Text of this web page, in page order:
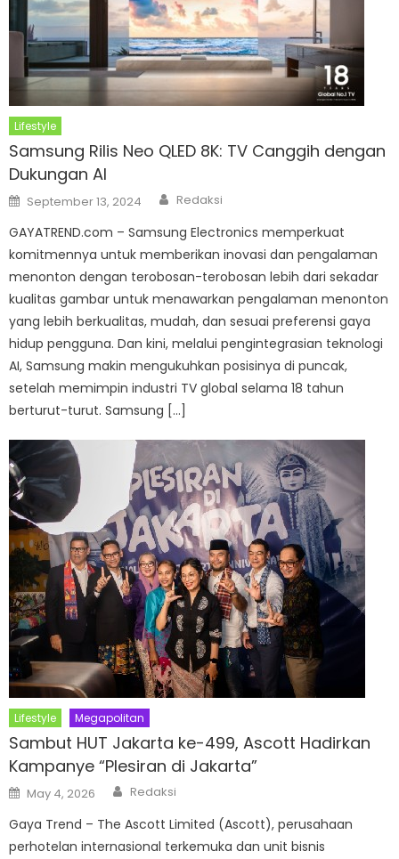
Lifestyle
Samsung Rilis Neo QLED 8K: TV Canggih dengan
Dukungan AI
Posted
on
September 13, 2024 Author
Redaksi
GAYATREND.com – Samsung Electronics memperkuat
komitmennya untuk memberikan inovasi dan pengalaman
menonton dengan terobosan-terobosan lebih dari sekadar
kualitas gambar untuk menawarkan pengalaman menonton
yang lebih berkualitas, mudah, dan sesuai preferensi gaya
hidup pengguna. Dan kini, melalui pengintegrasian teknologi
AI, Samsung makin mengukuhkan posisinya di puncak,
setelah memimpin industri TV global selama 18 tahun
berturut-turut. Samsung […]
Lifestyle Megapolitan
Sambut HUT Jakarta ke-499, Ascott Hadirkan
Kampanye “Plesiran di Jakarta”
Posted
on
May 4, 2026 Author
Redaksi
Gaya Trend – The Ascott Limited (Ascott), perusahaan
perhotelan internasional terkemuka dan unit bisnis